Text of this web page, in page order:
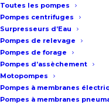
Toutes les pompes
Pompes centrifuges
Surpresseurs d’Eau
Pompes de relevage
Pompes de forage
Pompes d’assèchement
Motopompes
Pompes à membranes
Pompes à membranes
thermique/Location
Location
Fiche